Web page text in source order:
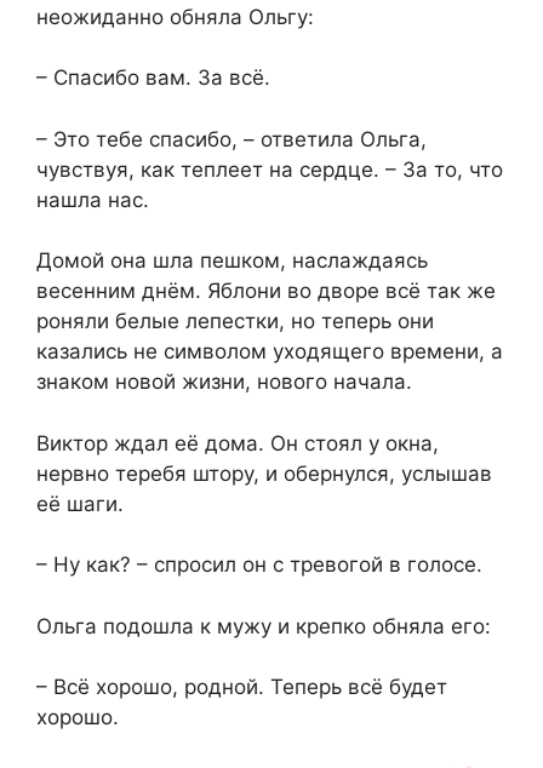
неожиданно обняла Ольгу:
– Спасибо вам. За всё.
– Это тебе спасибо, – ответила Ольга,
чувствуя, как теплеет на сердце. – За то, что
нашла нас.
Домой она шла пешком, наслаждаясь
весенним днём. Яблони во дворе всё так же
роняли белые лепестки, но теперь они
казались не символом уходящего времени, а
знаком новой жизни, нового начала.
Виктор ждал её дома. Он стоял у окна,
нервно теребя штору, и обернулся, услышав
её шаги.
– Ну как? – спросил он с тревогой в голосе.
Ольга подошла к мужу и крепко обняла его:
– Всё хорошо, родной. Теперь всё будет
хорошо.